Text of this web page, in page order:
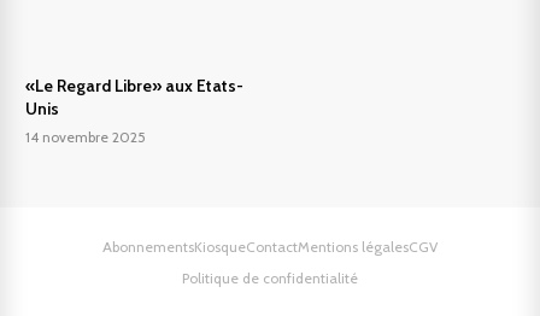
«Le Regard Libre» aux Etats-
Unis
14 novembre 2025
AbonnementsKiosqueContactMentions légalesCGV
Politique de confidentialité